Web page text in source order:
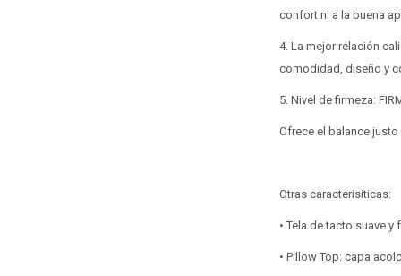
confort ni a la buena
4. La mejor relación
comodidad, diseño y
5. Nivel de firmeza:
Ofrece el balance
Otras caracterisiticas:
• Tela de tacto suave
• Pillow Top: capa